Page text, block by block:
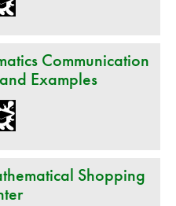
Communication
Examples
Shopping